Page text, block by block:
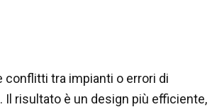
tra impianti o errori di
risultato è un design più efficiente,